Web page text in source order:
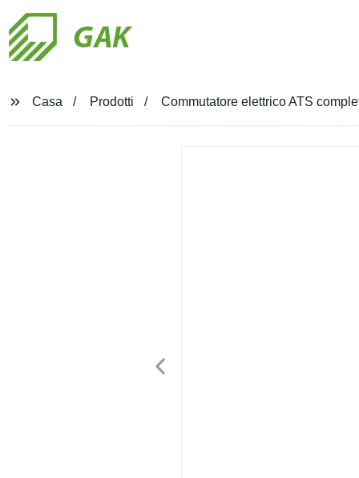
GAK
Casa Prodotti Commutatore elettrico ATS